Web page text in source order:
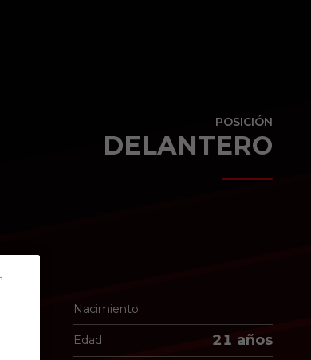
POSICIÓN
DELANTERO
Nacimiento
Edad 21 años